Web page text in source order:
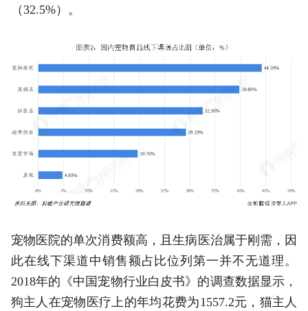
（32.5%）。
宠物医院的单次消费额高，且生病医治属于刚需，因
此在线下渠道中销售额占比位列第一并不无道理。
2018年的《中国宠物行业白皮书》的调查数据显示，
狗主人在宠物医疗上的年均花费为1557.2元，猫主人